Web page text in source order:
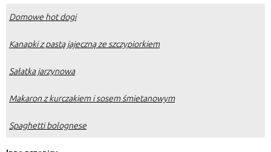
Domowe hot dogi
Kanapki z pastą jajeczną ze szczypiorkiem
Sałatka jarzynowa
Makaron z kurczakiem i sosem śmietanowym
Spaghetti bolognese